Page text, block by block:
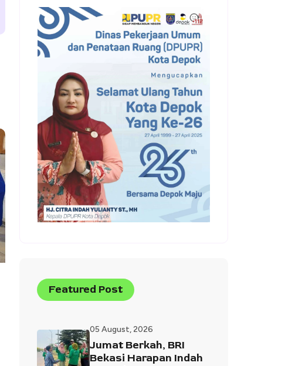
Featured Post
05 August, 2026
Jumat Berkah, BRI
Bekasi Harapan Indah